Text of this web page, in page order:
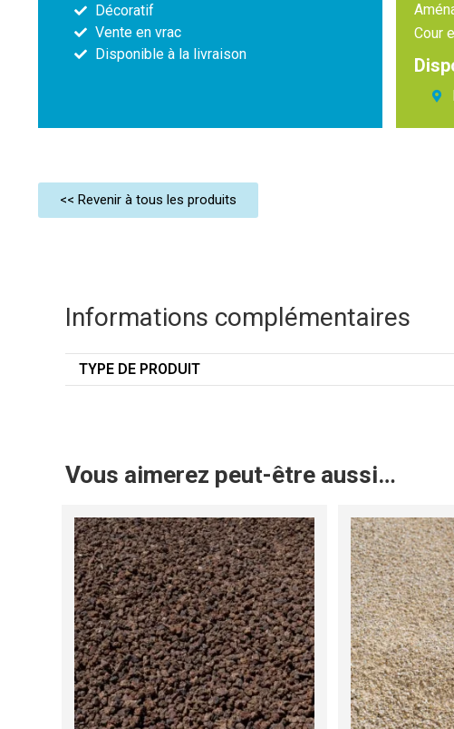
Décoratif
Vente en vrac
Disponible à la livraison
Cour
<< Revenir à tous les produits
Informations complémentaires
TYPE DE PRODUIT
Vous aimerez peut-être aussi…